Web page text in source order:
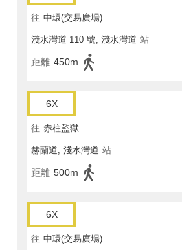
往 中環(交易廣場)
淺水灣道 110 號, 淺水灣道 站
距離 450m
6X
往 赤柱監獄
赫蘭道, 淺水灣道 站
距離 500m
6X
往 中環(交易廣場)